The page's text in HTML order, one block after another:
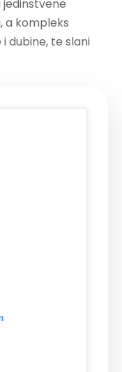
a kompleks
dubine, te slani